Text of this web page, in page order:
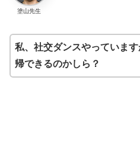
塗山先生
私、社交ダンスやっていま
帰できるのかしら？